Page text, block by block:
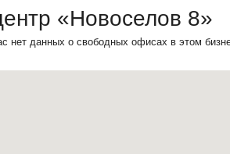
«Новоселов 8»
нет данных о свободных офисах в этом